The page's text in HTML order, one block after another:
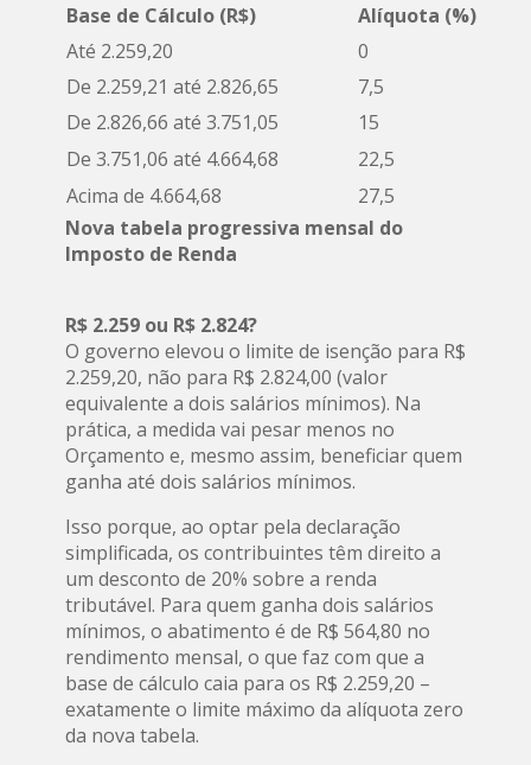
Base de Cálculo (R$)
Alíquota (%)
Até 2.259,20
0
De 2.259,21 até 2.826,65
7,5
De 2.826,66 até 3.751,05
15
De 3.751,06 até 4.664,68
22,5
Acima de 4.664,68
27,5
Nova tabela progressiva mensal do
Imposto de Renda
R$ 2.259 ou R$ 2.824?
O governo elevou o limite de isenção para R$
2.259,20, não para R$ 2.824,00 (valor
equivalente a dois salários mínimos). Na
prática, a medida vai pesar menos no
Orçamento e, mesmo assim, beneficiar quem
ganha até dois salários mínimos.
Isso porque, ao optar pela declaração
simplificada, os contribuintes têm direito a
um desconto de 20% sobre a renda
tributável. Para quem ganha dois salários
mínimos, o abatimento é de R$ 564,80 no
rendimento mensal, o que faz com que a
base de cálculo caia para os R$ 2.259,20 –
exatamente o limite máximo da alíquota zero
da nova tabela.